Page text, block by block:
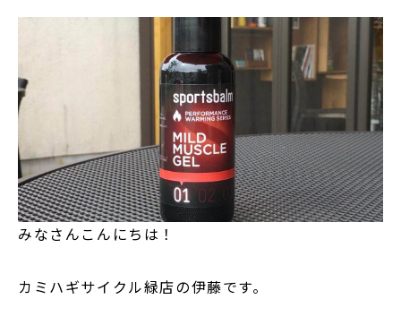
みなさんこんにちは！
カミハギサイクル緑店の伊藤です。